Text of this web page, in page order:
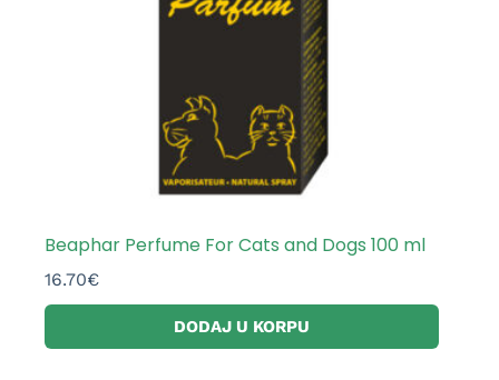
Beaphar Perfume For Cats and Dogs 100 ml
16.70€
DODAJ U KORPU